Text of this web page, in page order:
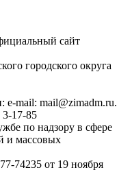
сайт
городского округа
e-mail: mail@zimadm.ru.
17-85
по надзору в сфере
и массовых
74235 от 19 ноября